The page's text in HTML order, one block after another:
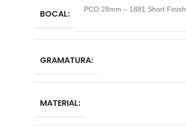
BOCAL: PCO 28mm – 1881 Short
GRAMATURA:
MATERIAL: